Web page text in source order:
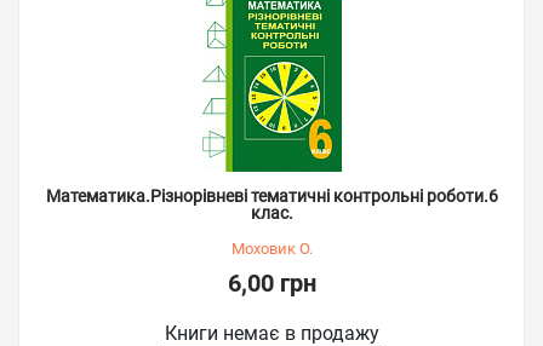
Математика.Різнорівневі тематичні контрольні роботи.6
клас.
Моховик О.
6,00 грн
Книги немає в продажу